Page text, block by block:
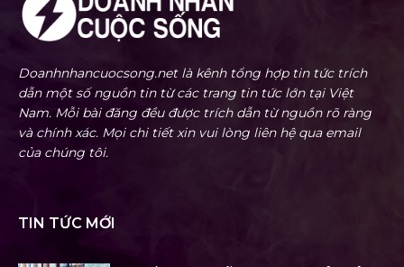
Doanhnhancuocsong.net là kênh tổng hợp tin tức trích
dẫn một số nguồn tin từ các trang tin tức lớn tại Việt
Nam. Mỗi bài đăng đều được trích dẫn từ nguồn rõ ràng
và chính xác. Mọi chi tiết xin vui lòng liên hệ qua email
của chúng tôi.
TIN TỨC MỚI